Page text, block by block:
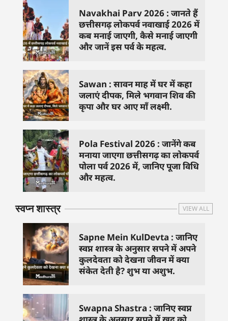
Navakhai Parv 2026 : जानते हैं
छत्तीसगढ़ लोकपर्व नवाखाई 2026 में
कब मनाई जाएगी, कैसे मनाई जाएगी
और जानें इस पर्व के महत्व.
Sawan : सावन माह में घर में कहा
जलाएं दीपक, मिले भगवान शिव की
कृपा और घर आए माँ लक्ष्मी.
Pola Festival 2026 : जानेंगे कब
मनाया जाएगा छत्तीसगढ़ का लोकपर्व
पोला पर्व 2026 में, जानिए पूजा विधि
और महत्व.
स्वप्न शास्त्र VIEW ALL
Sapne Mein KulDevta : जानिए
स्वप्न शास्त्र के अनुसार सपने में अपने
कुलदेवता को देखना जीवन में क्या
संकेत देती है? शुभ या अशुभ.
Swapna Shastra : जानिए स्वप्न